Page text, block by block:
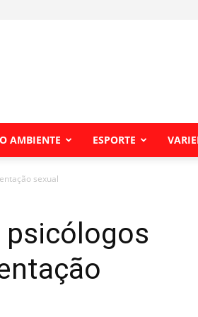
AMBIENTE ESPORTE
sexual
psicólogos